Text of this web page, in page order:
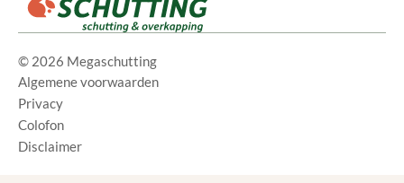
© 2026 Megaschutting
Algemene voorwaarden
Privacy
Colofon
Disclaimer